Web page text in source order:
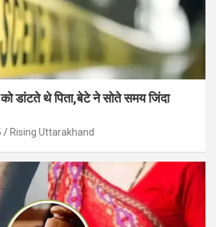
डांटते थे पिता,बेटे ने सोते समय जिंदा
Rising Uttarakhand